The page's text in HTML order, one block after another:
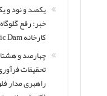
یکصد و نود و
خبر: رفع
کارخانه Olympic Dam در استرالیا
چهارصد و
تحقیقات
راهبری مدار